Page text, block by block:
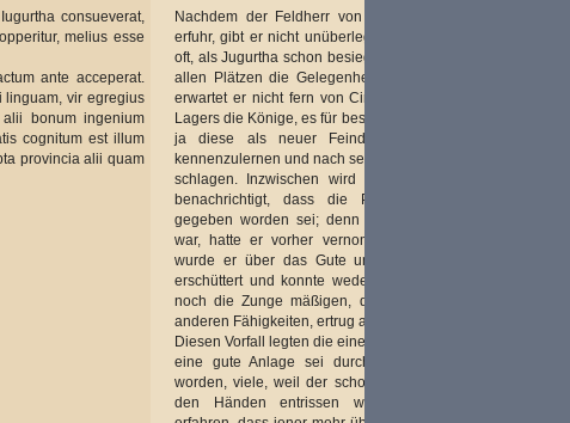
consueverat,
melius esse
ante acceperat.
linguam, vir egregius
bonum ingenium
cognitum est illum
provincia alii quam
Nachdem der Feldherr von dem Bündnis der Könige
erfuhr, gibt er nicht unüberlegt und nicht, wie er es sich
oft, als Jugurtha schon besiegt war, angewöhnt hatte, an
allen Plätzen die Gelegenheit zum Kampf. Im Übrigen
erwartet er nicht fern von Cirta nach Befestigung eines
Lagers die Könige, es für besser haltend, die Mauren, da
ja diese als neuer Feind hinzugekommen waren,
kennenzulernen und nach seinem Vorteil die Schlacht zu
schlagen. Inzwischen wird er durch Briefe aus Rom
benachrichtigt, dass die Provinz Numidien Marius
gegeben worden sei; denn dass er Konsul geworden
war, hatte er vorher vernommen. Durch diese Dinge
wurde er über das Gute und das Ehrenhafte hinaus
erschüttert und konnte weder die Tränen zurückhalten
noch die Zunge mäßigen, der Mann, hervorragend in
anderen Fähigkeiten, ertrug allzu weichlich den Kummer.
Diesen Vorfall legten die einen als Hochmut aus, andere,
eine gute Anlage sei durch die Schmach entzündet
worden, viele, weil der schon errungene Sieg ihm aus
den Händen entrissen würde. Wir haben genug